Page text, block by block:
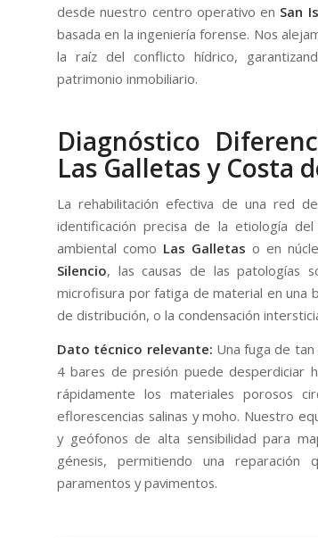
desde nuestro centro operativo en San
basada en la ingeniería forense. Nos
la raíz del conflicto hídrico,
patrimonio inmobiliario.
Diagnóstico
Las Galletas y Costa
La rehabilitación efectiva de una red
identificación precisa de la etiología
ambiental como Las Galletas o en
Silencio, las causas de las patologías
microfisura por fatiga de material en una
de distribución, o la condensación
Dato técnico relevante: Una fuga de
4 bares de presión puede desperdiciar
rápidamente los materiales porosos
eflorescencias salinas y moho. Nuestro
y geófonos de alta sensibilidad para
génesis, permitiendo una reparación
paramentos y pavimentos.